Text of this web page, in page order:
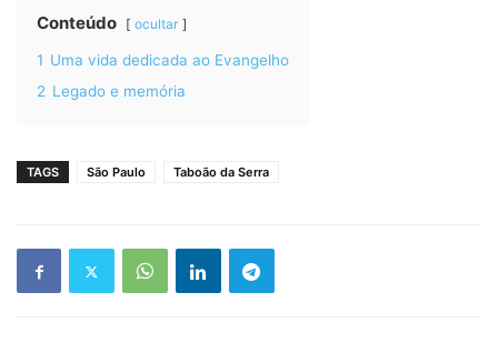
Conteúdo ocultar
1 Uma vida dedicada ao Evangelho
2 Legado e memória
TAGS São Paulo Taboão da Serra